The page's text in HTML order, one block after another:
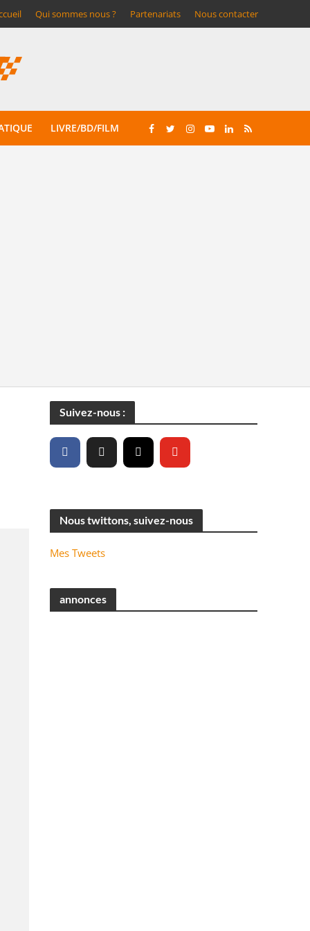
Qui sommes nous ? Partenariats Nous contacter
LIVRE/BD/FILM
Suivez-nous :
Nous twittons, suivez-nous
Mes Tweets
annonces